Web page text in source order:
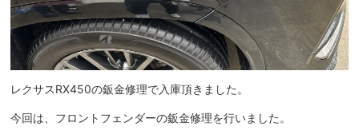
レクサスRX450の鈑金修理で入庫頂きました。
今回は、フロントフェンダーの鈑金修理を行いました。